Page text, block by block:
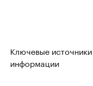
Ключевые источники
информации